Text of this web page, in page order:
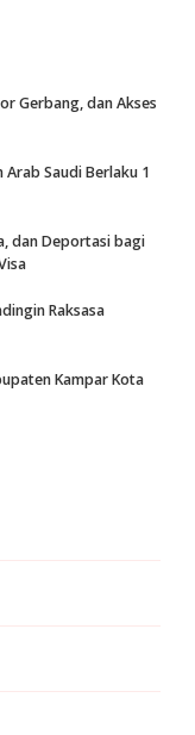
Gerbang, dan Akses
Saudi Berlaku 1
dan Deportasi bagi
Raksasa
Kampar Kota